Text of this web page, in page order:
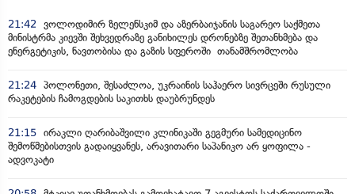
21:42
ვოლოდიმირ ზელენსკიმ და აზერბაიჯანის საგარეო საქმეთა
მინისტრმა კიევში შეხვედრაზე განიხილეს დრონებზე შეთანხმება და
ენერგეტიკის, ნავთობისა და გაზის სფეროში თანამშრომლობა
21:24 პოლონეთი, შესაძლოა, უკრაინის საჰაერო სივრცეში რუსული
რაკეტების ჩამოგდების საკითხს დაუბრუნდეს
21:15 ირაკლი ღარიბაშვილი კლინიკაში გეგმური სამედიცინო
შემოწმებისთვის გადაიყვანეს, არავითარი საპანიკო არ ყოფილა -
ადვოკატი